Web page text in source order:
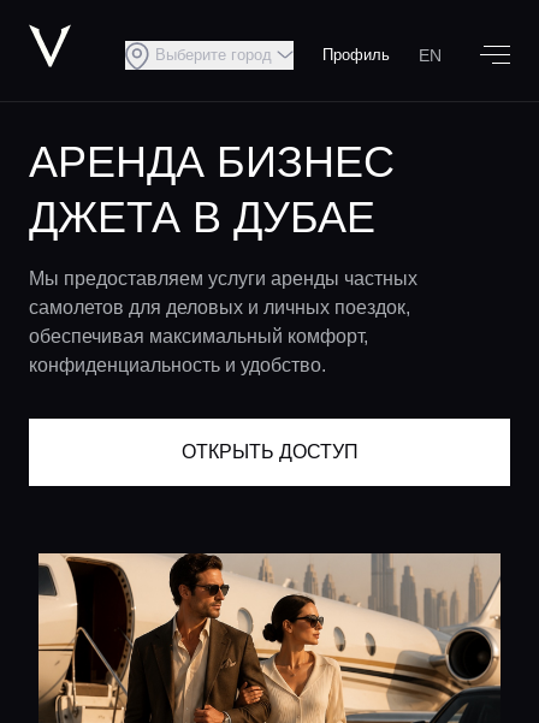
Выберите город Профиль EN
АРЕНДА БИЗНЕС
ДЖЕТА В ДУБАЕ
Мы предоставляем услуги аренды частных
самолетов для деловых и личных поездок,
обеспечивая максимальный комфорт,
конфиденциальность и удобство.
ОТКРЫТЬ ДОСТУП